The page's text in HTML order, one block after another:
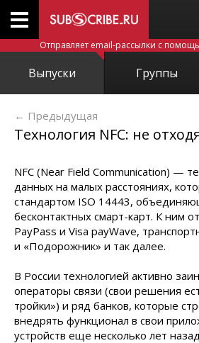
Отправляет email-рассылки с
Выпуски Группы
← Предыдущая
Технология NFC: не
NFC (Near Field Communication) —
данных на малых расстояниях,
стандартом ISO 14443,
бесконтактных смарт-карт. К ним
PayPass и Visa payWave,
и «Подорожник» и так далее.
В России технологией активно
операторы связи (свои решения
тройки») и ряд банков, которые
внедрять функционал в свои
устройств еще несколько лет